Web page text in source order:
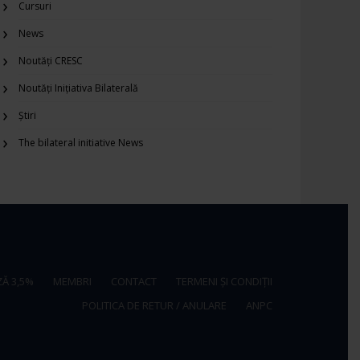
Cursuri
News
Noutăți CRESC
Noutăți Inițiativa Bilaterală
Știri
The bilateral initiative News
3,5% MEMBRI CONTACT
TERMENI ȘI CONDIȚII
POLITICA DE RETUR / ANULARE
ANPC